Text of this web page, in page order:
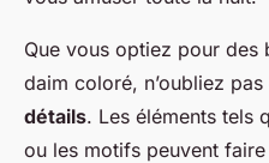
Que vous optiez pour des
daim coloré, n’oubliez
détails. Les éléments tels
ou les motifs peuvent